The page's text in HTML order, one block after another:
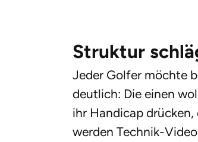
Struktur
Jeder Golfer möchte
deutlich: Die einen
ihr Handicap
werden Technik-